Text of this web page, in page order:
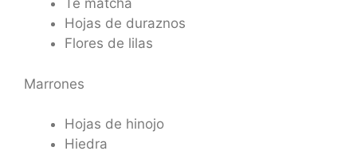
Té matcha
Hojas de duraznos
Flores de lilas
Marrones
Hojas de hinojo
Hiedra